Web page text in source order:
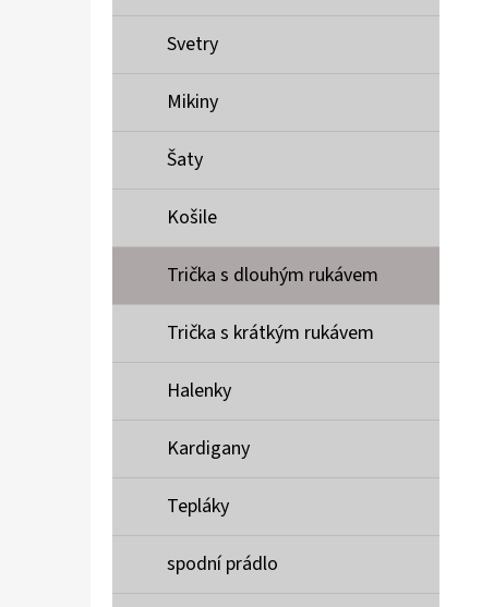
Svetry
Mikiny
Šaty
Košile
Trička s dlouhým rukávem
Trička s krátkým rukávem
Halenky
Kardigany
Tepláky
spodní prádlo